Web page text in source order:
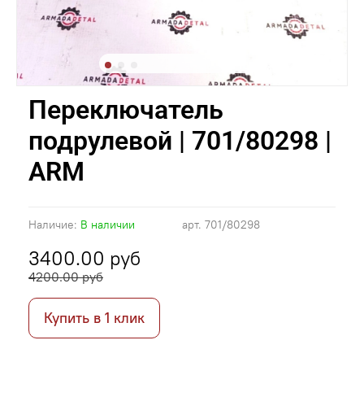
арт. 701/80298
Наличие: В наличии
Переключатель
подрулевой | 701/80298 |
ARM
3400.00 руб
4200.00 руб
Купить в 1 клик